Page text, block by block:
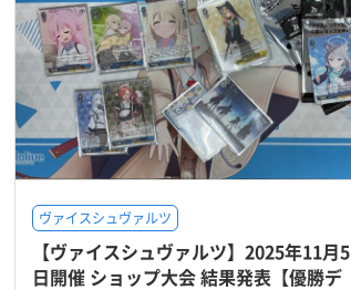
ヴァイスシュヴァルツ
【ヴァイスシュヴァルツ】2025年11月5
日開催 ショップ大会 結果発表【優勝デ